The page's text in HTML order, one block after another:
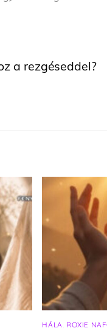
a rezgéseddel?
HÁLA ROXIE